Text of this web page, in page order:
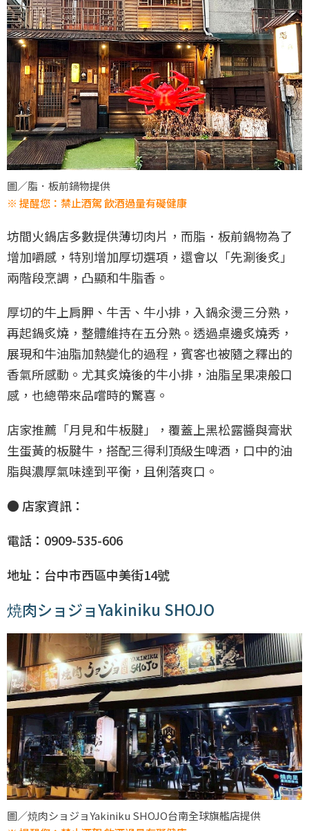
圖／脂．板前鍋物提供
※ 提醒您：禁止酒駕 飲酒過量有礙健康
坊間火鍋店多數提供薄切肉片，而脂．板前鍋物為了
增加嚼感，特別增加厚切選項，還會以「先涮後炙」
兩階段烹調，凸顯和牛脂香。
厚切的牛上肩胛、牛舌、牛小排，入鍋汆燙三分熟，
再起鍋炙燒，整體維持在五分熟。透過桌邊炙燒秀，
展現和牛油脂加熱變化的過程，賓客也被隨之釋出的
香氣所感動。尤其炙燒後的牛小排，油脂呈果凍般口
感，也總帶來品嚐時的驚喜。
店家推薦「月見和牛板腱」，覆蓋上黑松露醬與膏狀
生蛋黃的板腱牛，搭配三得利頂級生啤酒，口中的油
脂與濃厚氣味達到平衡，且俐落爽口。
● 店家資訊：
電話：0909-535-606
地址：台中市西區中美街14號
焼肉ショジョYakiniku SHOJO
圖／焼肉ショジョYakiniku SHOJO台南全球旗艦店提供